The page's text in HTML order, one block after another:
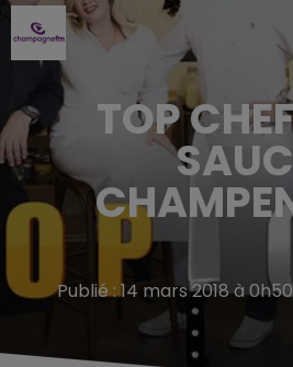
TOP
Publié : 14 mars 2018 à